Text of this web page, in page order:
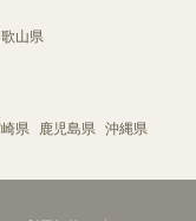
山県
県 鹿児島県 沖縄県